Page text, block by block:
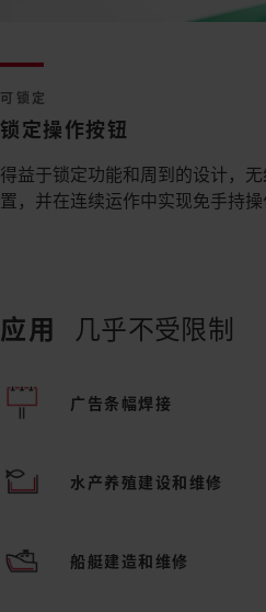
可锁定
锁定操作按钮
得益于锁定功能和周到的设计，
置，并在连续运作中实现免手持操
应用 几乎不受限制
广告条幅焊接
水产养殖建设和维修
船艇建造和维修